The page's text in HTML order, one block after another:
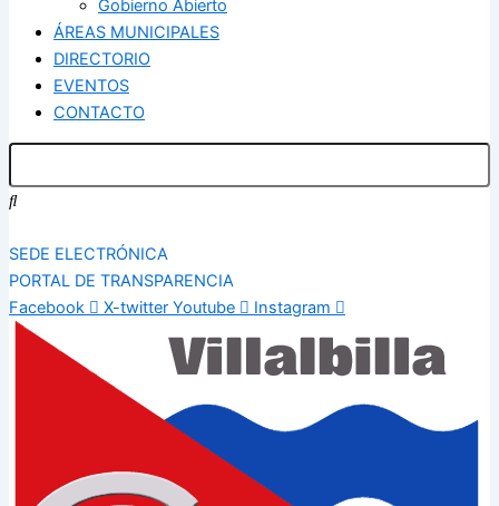
Gobierno Abierto
ÁREAS MUNICIPALES
DIRECTORIO
EVENTOS
CONTACTO
SEDE ELECTRÓNICA
PORTAL DE TRANSPARENCIA
Facebook
X-twitter Youtube Instagram